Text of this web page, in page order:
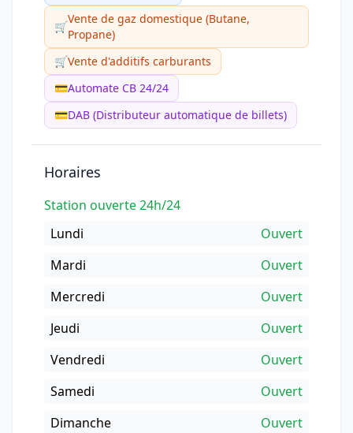
🛒
Vente de gaz domestique (Butane,
Propane)
🛒Vente d'additifs carburants
💳Automate CB 24/24
💳DAB (Distributeur automatique de billets)
Horaires
Station ouverte 24h/24
Lundi
Ouvert
Mardi
Ouvert
Mercredi
Ouvert
Jeudi
Ouvert
Vendredi
Ouvert
Samedi
Ouvert
Dimanche
Ouvert